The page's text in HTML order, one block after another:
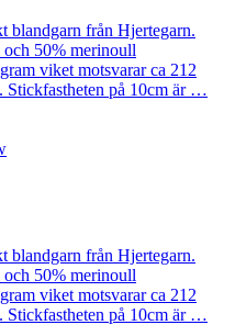
blandgarn från Hjertegarn.
50% merinoull
viket motsvarar ca 212
Stickfastheten på 10cm är …
blandgarn från Hjertegarn.
50% merinoull
viket motsvarar ca 212
Stickfastheten på 10cm är …